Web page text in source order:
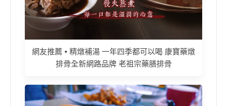
網友推薦 • 精燉補湯 一年四季都可以喝 康寶藥燉
排骨全新網路品牌 老祖宗藥膳排骨